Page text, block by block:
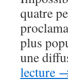
quatre
plus
une
lecture